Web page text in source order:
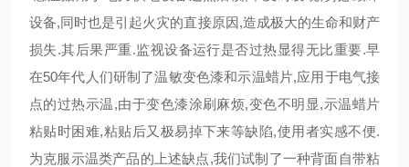
设备,同时也是引起火灾的直接原因,造成极大的生命和财产
损失.其后果严重.监视设备运行是否过热显得无比重要.早
在50年代人们研制了温敏变色漆和示温蜡片,应用于电气接
点的过热示温,由于变色漆涂刷麻烦,变色不明显,示温蜡片
粘贴时困难,粘贴后又极易掉下来等缺陷,使用者实感不便.
为克服示温类产品的上述缺点,我们试制了一种背面自带粘